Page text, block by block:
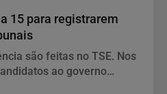
15 para registrarem
são feitas no TSE. Nos
ao governo